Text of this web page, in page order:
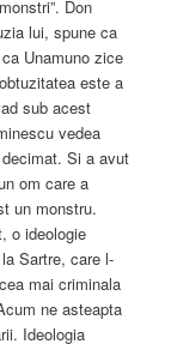
Don
lui, spune ca
Unamuno zice
este a
sub acest
vedea
Si a avut
om care a
un monstru.
o ideologie
Sartre, care l-
mai criminala
ne asteapta
Ideologia